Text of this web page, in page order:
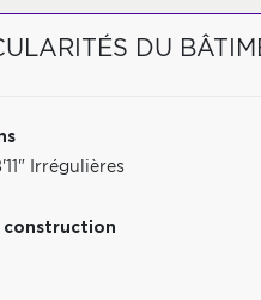
DU
Irrégulières
construction